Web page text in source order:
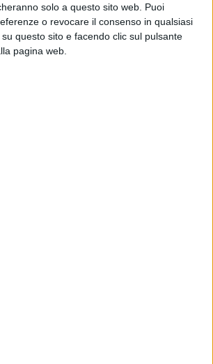
solo a questo sito web. Puoi
o revocare il consenso in qualsiasi
questo sito e facendo clic sul pulsante
pagina web.
da Palazzo Chigi, sono previste
da oggi, lunedì 12 giugno, fino a
per tutti gli uffici pubblici e tutte le sedi